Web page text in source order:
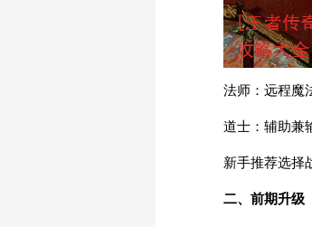
法师：远程魔
道士：辅助兼
新手推荐选择
二、前期升级